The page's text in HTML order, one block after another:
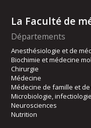
La Faculté de
Départements
Anesthésiologie et de
Biochimie et médecine
Chirurgie
Médecine
Médecine de famille et de
Microbiologie,
Neurosciences
Nutrition